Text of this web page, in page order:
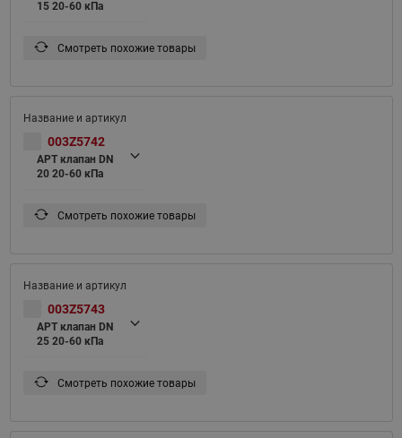
15 20-60 кПа
Смотреть похожие товары
003Z5742
APT клапан DN
20 20-60 кПа
Смотреть похожие товары
003Z5743
APT клапан DN
25 20-60 кПа
Смотреть похожие товары